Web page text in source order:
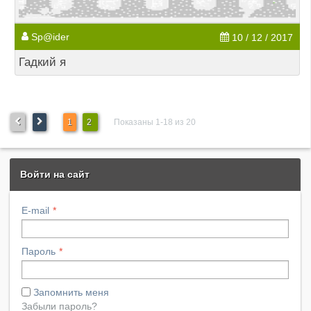
Sp@ider 10 / 12 / 2017
Гадкий я
1 2 Показаны 1-18 из 20
Войти на сайт
E-mail
Пароль
Запомнить меня
Забыли пароль?